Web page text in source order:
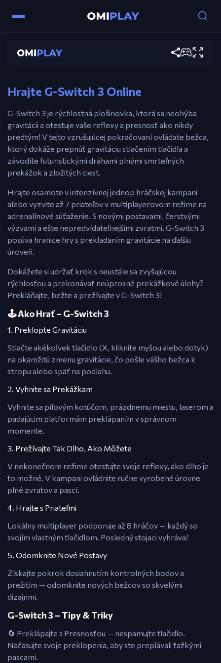
G-Switch 3
Hrajte G-Switch 3 Online
G-Switch 3 je rýchlostná plošinovka, ktorá sa neohýba
gravitácii a otestuje vaše reflexy a presnosť ako nikdy
predtým! V tejto vzrušujúcej pokračovaní ovládate bežca,
ktorý dokáže prepnúť gravitáciu stlačením tlačidla a
závodíte futuristickými dráhami plnými smrteľných
prekážok a zložitých ciest.
Hrajte osamote v intenzívnej jednop hráčskej kampani
alebo vyzvite až 7 priateľov v multiplayerovom režime na
adrenalínové súťaženie. S novými postavami, čerstvými
výzvami a ešte nepredvídateľnejšími zvratmi, G-Switch 3
posúva hranice hry s prekladaním gravitácie na ďalšiu
úroveň.
Dokážete si udržať krok s neustále sa zvyšujúcou
rýchlosťou a prekonávať neúprosné prekážkové úlohy?
Prekláňajte, bežte a prežívajte v G-Switch 3!
🕹️ Ako Hrať – G-Switch 3
1. Preklopte Gravitáciu
Stlačte akékoľvek tlačidlo (X, kliknite myšou alebo dotyk)
na okamžitú zmenu gravitácie, čo pošle vášho bežca k
stropu alebo späť na podlahu.
2. Vyhnite sa Prekážkam
Vyhnite sa pílovým kotúčom, prázdnemu miestu, laserom a
padajúcim platformám preklápaním v správnom
momente.
3. Prežívajte Tak Dlho, Ako Môžete
V nekonečnom režime otestujte svoje reflexy, ako dlho je
to možné. V kampani ovládnite ručne vyrobené úrovne
plné zvratov a pascí.
4. Hrajte s Priateľmi
Lokálny multiplayer podporuje až 8 hráčov — každý so
svojím vlastným tlačidlom. Posledný stojaci vyhráva!
5. Odomknite Nové Postavy
Získajte pokrok dosiahnutím kontrolných bodov a
prežitím — odomknite nových bežcov so skvelými
dizajnmi.
G-Switch 3 – Tipy & Triky
🔄 Preklápajte s Presnosťou — nespamujte tlačidlo.
Načasujte svoje preklopenia, aby ste preplávali ťažkými
pascami.